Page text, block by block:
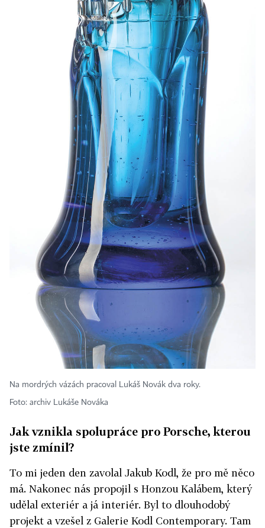
Na mordrých vázách pracoval Lukáš Novák dva roky.
Foto: archiv Lukáše Nováka
Jak vznikla spolupráce pro Porsche, kterou
jste zmínil?
To mi jeden den zavolal Jakub Kodl, že pro mě něco
má. Nakonec nás propojil s Honzou Kalábem, který
udělal exteriér a já interiér. Byl to dlouhodobý
projekt a vzešel z Galerie Kodl Contemporary. Tam